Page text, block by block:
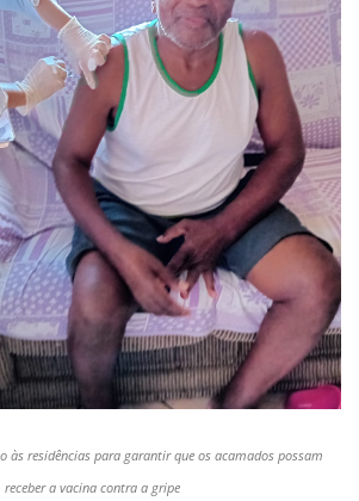
às residências para garantir que os acamados possam
receber a vacina contra a gripe